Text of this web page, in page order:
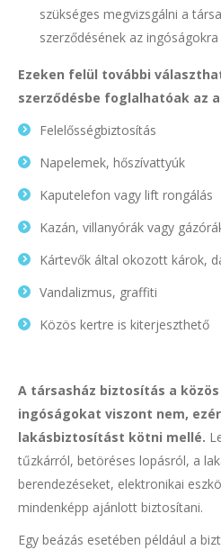
szükséges megvizsgálni a
szerződésének az
Ezeken felül további
szerződésbe foglalhatóak az
Felelősségbiztosítás
Napelemek, hőszívattyúk
Kaputelefon vagy lift rongálás
Kazán, villanyórák vagy
Kártevők által okozott károk,
Vandalizmus, graffiti
Közös kertre is kiterjeszthető
A társasház biztosítás a
ingóságokat viszont nem,
lakásbiztosítást kötni mellé.
tűzkárról, betöréses lopásról, a
berendezéseket, elektronikai
mindenképp ajánlott biztosítani.
Egy beázás esetében például a